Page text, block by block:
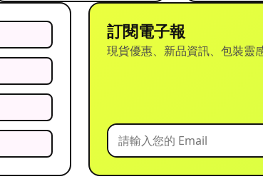
訂閱電子報
現貨優惠、新品資訊、包裝靈